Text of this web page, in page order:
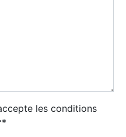
les conditions